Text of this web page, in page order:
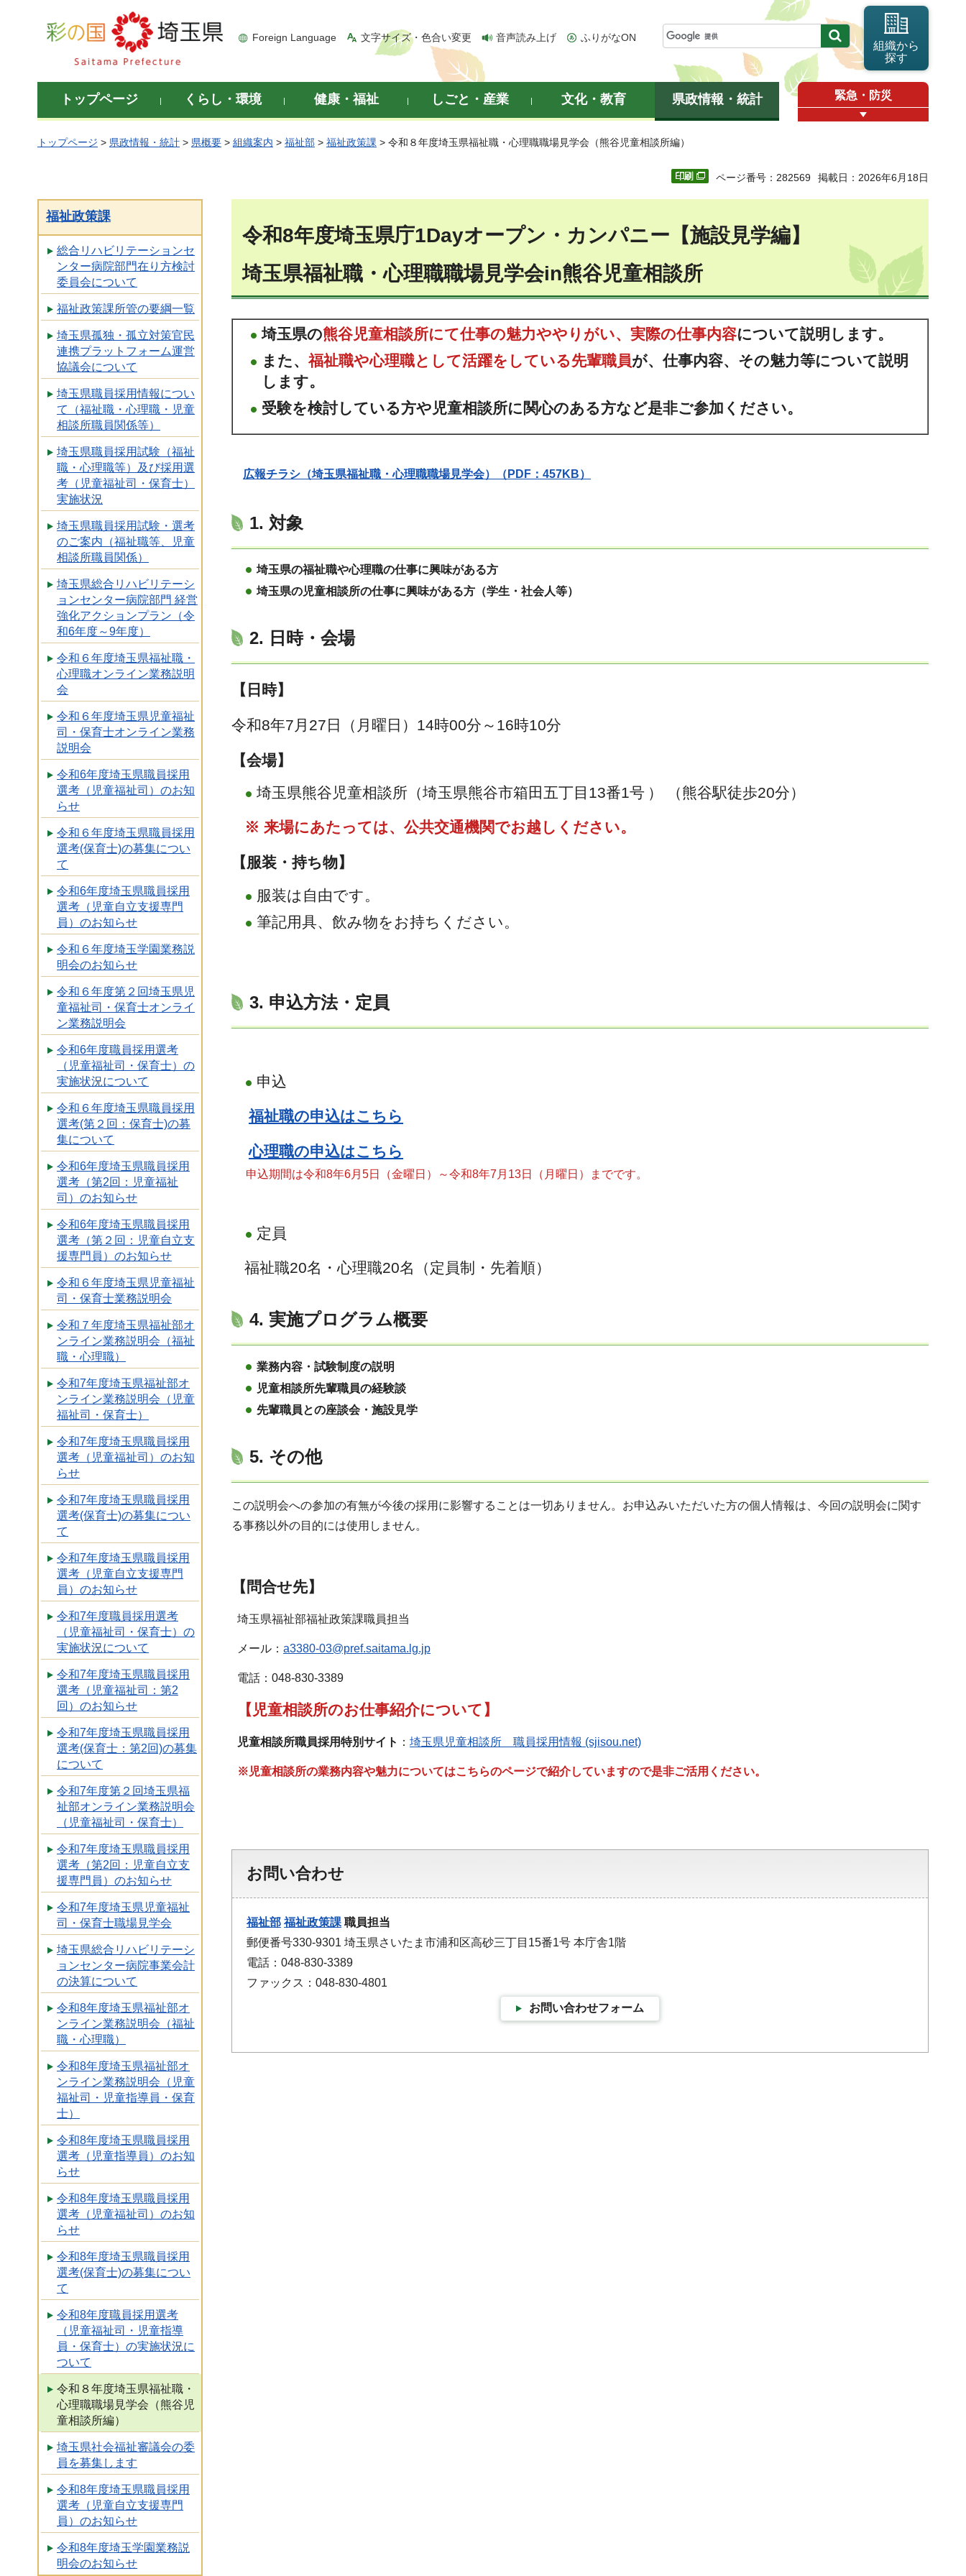
彩の国 埼玉県
Foreign Language 文字サイズ・色合い変更 音声読み上げ ふりがなON
組織から
探す
トップページ くらし・環境 健康・福祉 しごと・産業 文化・教育 県政情報・統計 緊急・防災
トップページ > 県政情報・統計 > 県概要 > 組織案内 > 福祉部 > 福祉政策課 > 令和８年度埼玉県福祉職・心理職職場見学会（熊谷児童相談所編）
ページ番号：282569 掲載日：2026年6月18日
福祉政策課
総合リハビリテーションセ
ンター病院部門在り方検討
委員会について
福祉政策課所管の要綱一覧
埼玉県孤独・孤立対策官民
連携プラットフォーム運営
協議会について
埼玉県職員採用情報につい
て（福祉職・心理職・児童
相談所職員関係等）
埼玉県職員採用試験（福祉
職・心理職等）及び採用選
考（児童福祉司・保育士）
実施状況
埼玉県職員採用試験・選考
のご案内（福祉職等、児童
相談所職員関係）
埼玉県総合リハビリテーシ
ョンセンター病院部門 経営
強化アクションプラン（令
和6年度～9年度）
令和６年度埼玉県福祉職・
心理職オンライン業務説明
会
令和６年度埼玉県児童福祉
司・保育士オンライン業務
説明会
令和6年度埼玉県職員採用
選考（児童福祉司）のお知
らせ
令和６年度埼玉県職員採用
選考(保育士)の募集につい
て
令和6年度埼玉県職員採用
選考（児童自立支援専門
員）のお知らせ
令和６年度埼玉学園業務説
明会のお知らせ
令和６年度第２回埼玉県児
童福祉司・保育士オンライ
ン業務説明会
令和6年度職員採用選考
（児童福祉司・保育士）の
実施状況について
令和６年度埼玉県職員採用
選考(第２回：保育士)の募
集について
令和6年度埼玉県職員採用
選考（第2回：児童福祉
司）のお知らせ
令和6年度埼玉県職員採用
選考（第２回：児童自立支
援専門員）のお知らせ
令和６年度埼玉県児童福祉
司・保育士業務説明会
令和７年度埼玉県福祉部オ
ンライン業務説明会（福祉
職・心理職）
令和7年度埼玉県福祉部オ
ンライン業務説明会（児童
福祉司・保育士）
令和7年度埼玉県職員採用
選考（児童福祉司）のお知
らせ
令和7年度埼玉県職員採用
選考(保育士)の募集につい
て
令和7年度埼玉県職員採用
選考（児童自立支援専門
員）のお知らせ
令和7年度職員採用選考
（児童福祉司・保育士）の
実施状況について
令和7年度埼玉県職員採用
選考（児童福祉司：第2
回）のお知らせ
令和7年度埼玉県職員採用
選考(保育士：第2回)の募集
について
令和7年度第２回埼玉県福
祉部オンライン業務説明会
（児童福祉司・保育士）
令和7年度埼玉県職員採用
選考（第2回：児童自立支
援専門員）のお知らせ
令和7年度埼玉県児童福祉
司・保育士職場見学会
埼玉県総合リハビリテーシ
ョンセンター病院事業会計
の決算について
令和8年度埼玉県福祉部オ
ンライン業務説明会（福祉
職・心理職）
令和8年度埼玉県福祉部オ
ンライン業務説明会（児童
福祉司・児童指導員・保育
士）
令和8年度埼玉県職員採用
選考（児童指導員）のお知
らせ
令和8年度埼玉県職員採用
選考（児童福祉司）のお知
らせ
令和8年度埼玉県職員採用
選考(保育士)の募集につい
て
令和8年度職員採用選考
（児童福祉司・児童指導
員・保育士）の実施状況に
ついて
令和８年度埼玉県福祉職・
心理職職場見学会（熊谷児
童相談所編）
埼玉県社会福祉審議会の委
員を募集します
令和8年度埼玉県職員採用
選考（児童自立支援専門
員）のお知らせ
令和8年度埼玉学園業務説
明会のお知らせ
令和8年度埼玉県庁1Dayオープン・カンパニー【施設見学編】
埼玉県福祉職・心理職職場見学会in熊谷児童相談所
埼玉県の熊谷児童相談所にて仕事の魅力ややりがい、実際の仕事内容について説明します。
また、福祉職や心理職として活躍をしている先輩職員が、仕事内容、その魅力等について説明
します。
受験を検討している方や児童相談所に関心のある方など是非ご参加ください。
広報チラシ（埼玉県福祉職・心理職職場見学会）（PDF：457KB）
1. 対象
埼玉県の福祉職や心理職の仕事に興味がある方
埼玉県の児童相談所の仕事に興味がある方（学生・社会人等）
2. 日時・会場
【日時】
令和8年7月27日（月曜日）14時00分～16時10分
【会場】
埼玉県熊谷児童相談所（埼玉県熊谷市箱田五丁目13番1号 ） （熊谷駅徒歩20分）
※ 来場にあたっては、公共交通機関でお越しください。
【服装・持ち物】
服装は自由です。
筆記用具、飲み物をお持ちください。
3. 申込方法・定員
申込
福祉職の申込はこちら
心理職の申込はこちら
申込期間は令和8年6月5日（金曜日）～令和8年7月13日（月曜日）までです。
定員
福祉職20名・心理職20名（定員制・先着順）
4. 実施プログラム概要
業務内容・試験制度の説明
児童相談所先輩職員の経験談
先輩職員との座談会・施設見学
5. その他
この説明会への参加の有無が今後の採用に影響することは一切ありません。お申込みいただいた方の個人情報は、今回の説明会に関す
る事務以外の目的には使用しません。
【問合せ先】
埼玉県福祉部福祉政策課職員担当
メール： a3380-03@pref.saitama.lg.jp
電話：048-830-3389
【児童相談所のお仕事紹介について】
児童相談所職員採用特別サイト ： 埼玉県児童相談所 職員採用情報 (sjisou.net)
※児童相談所の業務内容や魅力についてはこちらのページで紹介していますので是非ご活用ください。
お問い合わせ
福祉部 福祉政策課 職員担当
郵便番号330-9301 埼玉県さいたま市浦和区高砂三丁目15番1号 本庁舎1階
電話：048-830-3389
ファックス：048-830-4801
お問い合わせフォーム